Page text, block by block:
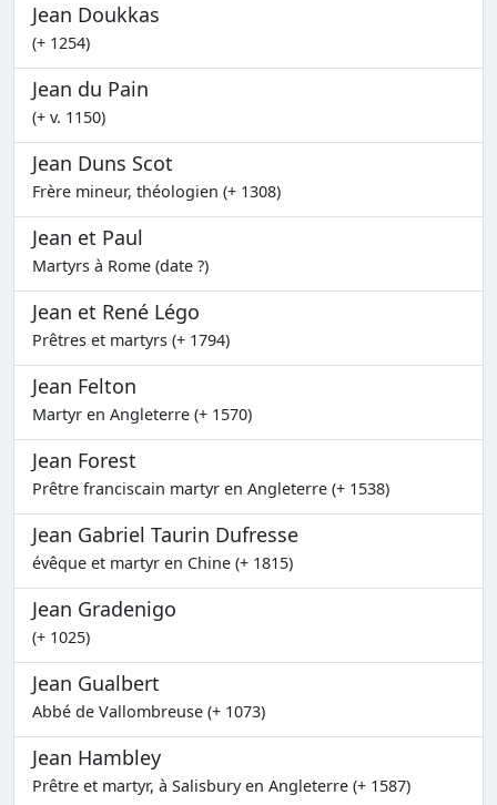
Jean Doukkas
(+ 1254)
Jean du Pain
(+ v. 1150)
Jean Duns Scot
Frère mineur, théologien (+ 1308)
Jean et Paul
Martyrs à Rome (date ?)
Jean et René Légo
Prêtres et martyrs (+ 1794)
Jean Felton
Martyr en Angleterre (+ 1570)
Jean Forest
Prêtre franciscain martyr en Angleterre (+ 1538)
Jean Gabriel Taurin Dufresse
évêque et martyr en Chine (+ 1815)
Jean Gradenigo
(+ 1025)
Jean Gualbert
Abbé de Vallombreuse (+ 1073)
Jean Hambley
Prêtre et martyr, à Salisbury en Angleterre (+ 1587)